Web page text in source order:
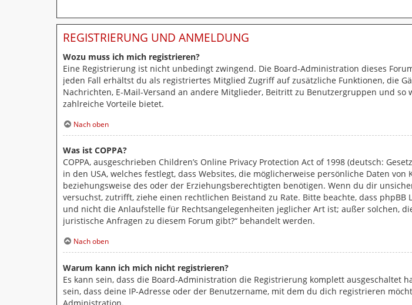
REGISTRIERUNG UND ANMELDUNG
Wozu muss ich mich registrieren?
Eine Registrierung ist nicht unbedingt zwingend. Die Board-Administration dieses
jeden Fall erhältst du als registriertes Mitglied Zugriff auf zusätzliche Funktionen, die
Nachrichten, E-Mail-Versand an andere Mitglieder, Beitritt zu Benutzergruppen und
zahlreiche Vorteile bietet.
Nach oben
Was ist COPPA?
COPPA, ausgeschrieben Children’s Online Privacy Protection Act of 1998 (deutsch:
in den USA, welches festlegt, dass Websites, die möglicherweise persönliche Daten
beziehungsweise des oder der Erziehungsberechtigten benötigen. Wenn du dir
versuchst, zutrifft, ziehe einen rechtlichen Beistand zu Rate. Bitte beachte, dass
und nicht die Anlaufstelle für Rechtsangelegenheiten jeglicher Art ist; außer solchen,
juristische Anfragen zu diesem Forum gibt?“ behandelt werden.
Nach oben
Warum kann ich mich nicht registrieren?
Es kann sein, dass die Board-Administration die Registrierung komplett ausgeschaltet
sein, dass deine IP-Adresse oder der Benutzername, mit dem du dich registrieren